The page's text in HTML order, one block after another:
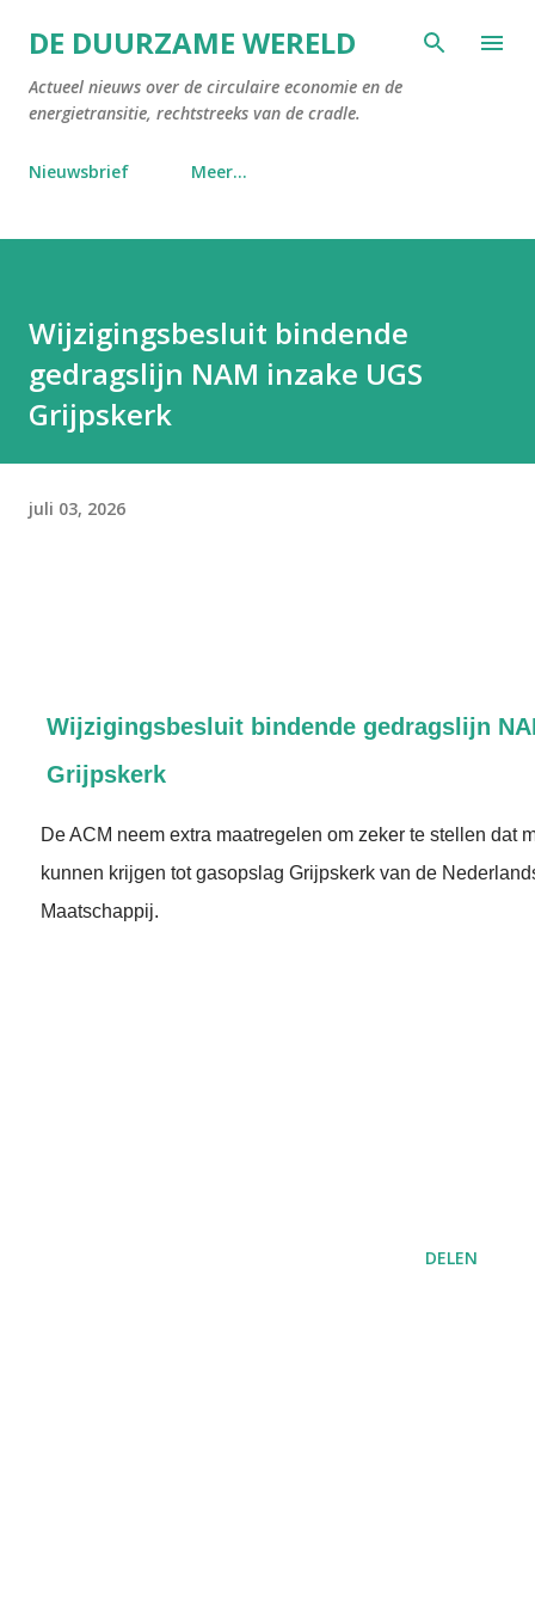
Doorgaan naar hoofdcontent
DE DUURZAME WERELD
Actueel nieuws over de circulaire economie en de
energietransitie, rechtstreeks van de cradle.
Nieuwsbrief Meer…
Wijzigingsbesluit bindende
gedragslijn NAM inzake UGS
Grijpskerk
juli 03, 2026
Wijzigingsbesluit bindende gedragslijn
Grijpskerk
De ACM neem extra maatregelen om zeker te stellen dat
kunnen krijgen tot gasopslag Grijpskerk van de
Maatschappij.
DELEN